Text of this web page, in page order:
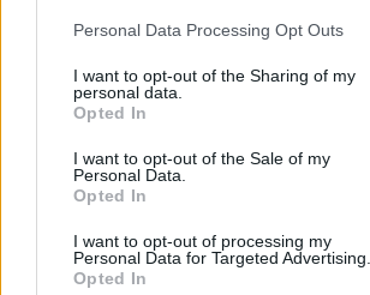
Personal Data Processing Opt Outs
I want to opt-out of the Sharing of my
personal data.
Opted In
I want to opt-out of the Sale of my
Personal Data.
Opted In
I want to opt-out of processing my
Personal Data for Targeted Advertising.
Opted In
Gydytojo nereikės:
apžiūrėti ir gydyti galės
2026 m. rugpjūčio 6 d. 07:16
Lrytas.lt